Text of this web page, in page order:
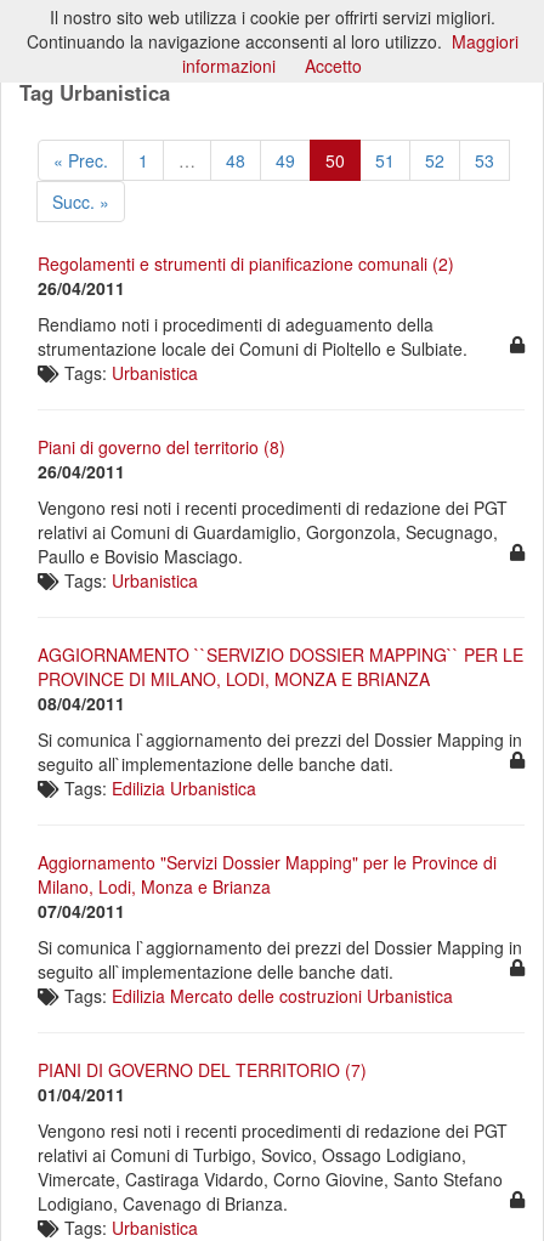
Tag Urbanistica
« Prec. 1 … 48 49 50 51 52
53
Succ. »
Regolamenti e strumenti di pianificazione comunali (2)
26/04/2011
Rendiamo noti i procedimenti di adeguamento della
strumentazione locale dei Comuni di Pioltello e Sulbiate.
Tags: Urbanistica
Piani di governo del territorio (8)
26/04/2011
Vengono resi noti i recenti procedimenti di redazione dei PGT
relativi ai Comuni di Guardamiglio, Gorgonzola, Secugnago,
Paullo e Bovisio Masciago.
Tags: Urbanistica
AGGIORNAMENTO ``SERVIZIO DOSSIER MAPPING`` PER LE
PROVINCE DI MILANO, LODI, MONZA E BRIANZA
08/04/2011
Si comunica l`aggiornamento dei prezzi del Dossier Mapping in
seguito all`implementazione delle banche dati.
Tags: Edilizia Urbanistica
Aggiornamento "Servizi Dossier Mapping" per le Province di
Milano, Lodi, Monza e Brianza
07/04/2011
Si comunica l`aggiornamento dei prezzi del Dossier Mapping in
seguito all`implementazione delle banche dati.
Tags: Edilizia Mercato delle costruzioni Urbanistica
PIANI DI GOVERNO DEL TERRITORIO (7)
01/04/2011
Vengono resi noti i recenti procedimenti di redazione dei PGT
relativi ai Comuni di Turbigo, Sovico, Ossago Lodigiano,
Vimercate, Castiraga Vidardo, Corno Giovine, Santo Stefano
Lodigiano, Cavenago di Brianza.
Tags: Urbanistica
Il nostro sito web utilizza i cookie per offrirti servizi migliori.
Continuando la navigazione acconsenti al loro utilizzo. Maggiori
informazioni
Accetto